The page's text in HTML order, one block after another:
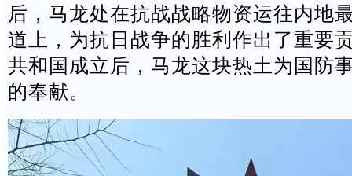
后，马龙处在抗战战略物资运往内地
道上，为抗日战争的胜利作出了重要
共和国成立后，马龙这块热土为国防
的奉献。